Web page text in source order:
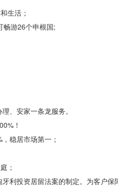
生活；
畅游26个申根国;
、安家一条龙服务。
！
稳居市场第一；
；
利投资居留法案的制定。为客户保